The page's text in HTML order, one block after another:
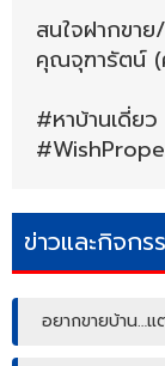
สนใจฝากขาย
คุณจุฑารัตน์
#หาบ้านเดี่ย
ข่าวและกิจกร
อยากขายบ้าน…แ